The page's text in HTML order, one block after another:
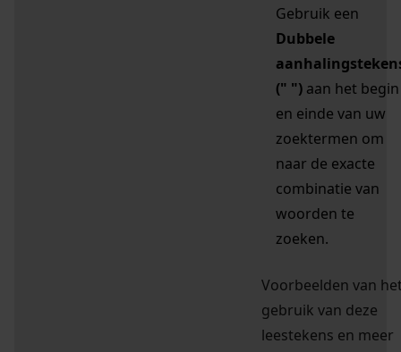
Gebruik een
Dubbele
(" ") aan het begin
en einde van uw
zoektermen om
naar de exacte
combinatie van
woorden te
zoeken.
Voorbeelden van
gebruik van deze
leestekens en meer